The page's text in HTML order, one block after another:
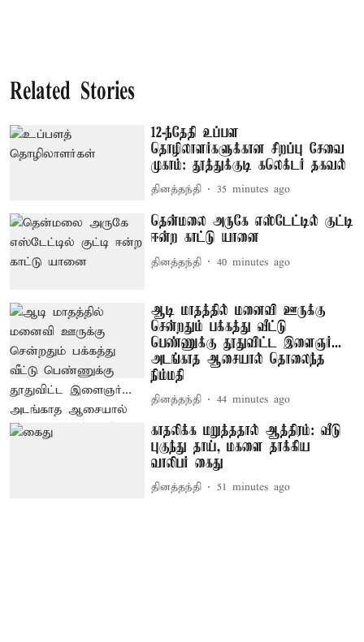
Related Stories
12-ந்தேதி உப்பள
தொழிலாளர்களுக்கான சிறப்பு சேவை
முகாம்: தூத்துக்குடி கலெக்டர் தகவல்
தினத்தந்தி 35 minutes ago
தென்மலை அருகே எஸ்டேட்டில் குட்டி
ஈன்ற காட்டு யானை
தினத்தந்தி 40 minutes ago
ஆடி மாதத்தில் மனைவி ஊருக்கு
சென்றதும் பக்கத்து வீட்டு
பெண்ணுக்கு தூதுவிட்ட இளைஞர்...
அடங்காத ஆசையால் தொலைந்த
நிம்மதி
தினத்தந்தி 44 minutes ago
காதலிக்க மறுத்ததால் ஆத்திரம்: வீடு
புகுந்து தாய், மகளை தாக்கிய
வாலிபர் கைது
தினத்தந்தி 51 minutes ago